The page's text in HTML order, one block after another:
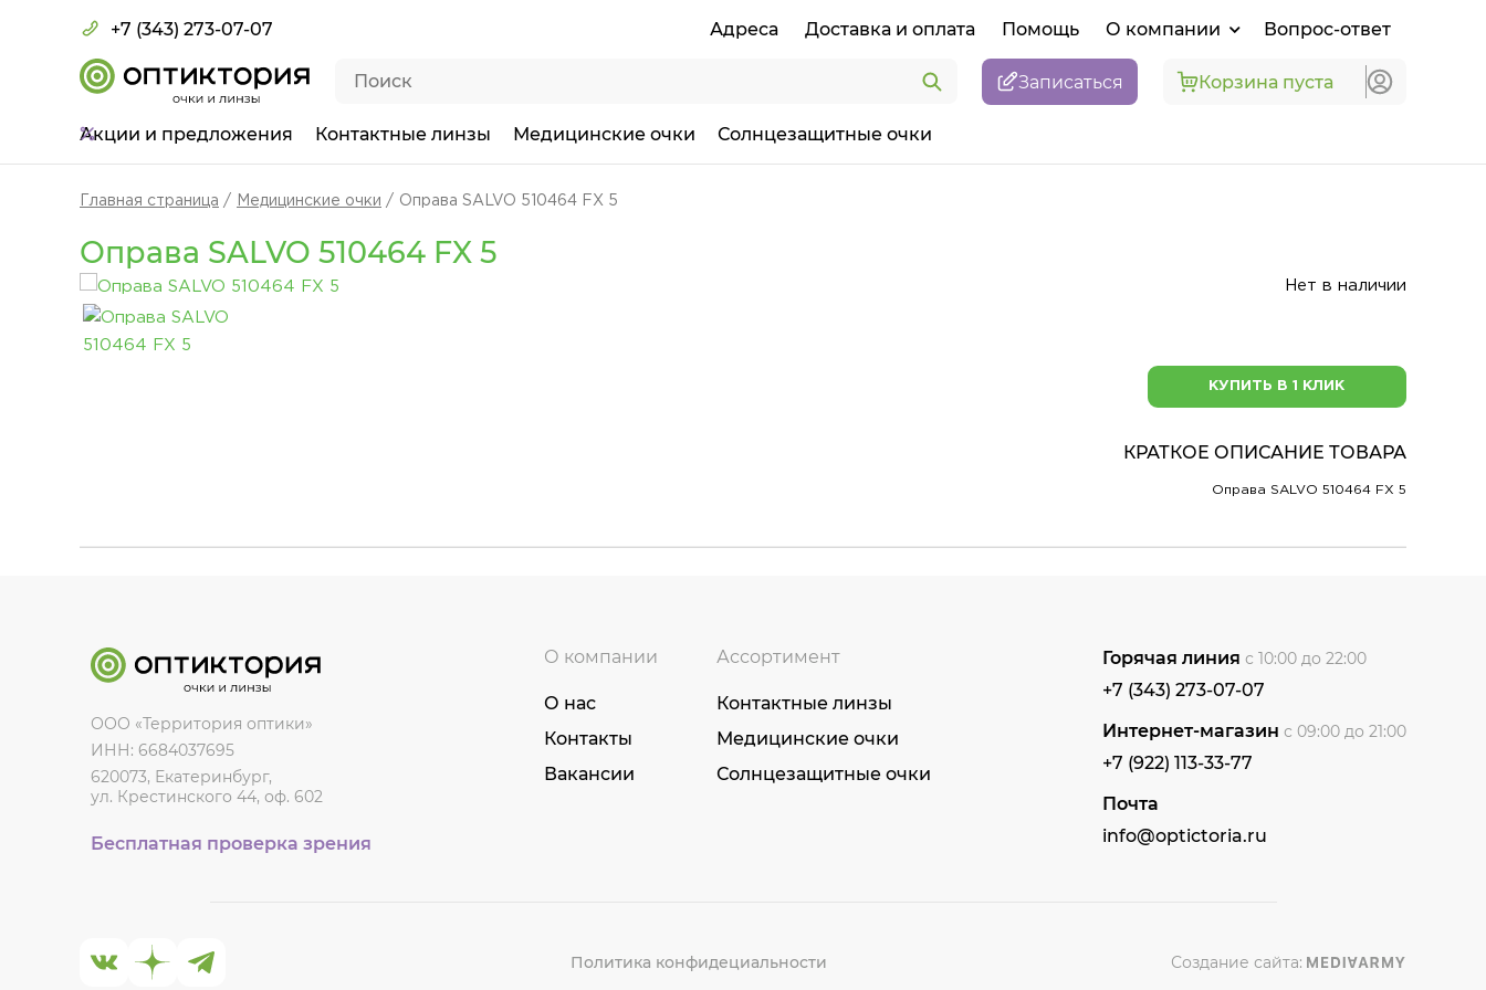
+7 (343) 273-07-07 Адреса Доставка и оплата Помощь О компании Вопрос-ответ
Записаться Корзина пуста
Акции и предложения Контактные линзы Медицинские очки Солнцезащитные очки
Главная страница Медицинские очки Оправа SALVO 510464 FX 5
Оправа SALVO 510464 FX 5
Нет в наличии
КУПИТЬ В 1 КЛИК
КРАТКОЕ ОПИСАНИЕ ТОВАРА
Оправа SALVO 510464 FX 5
ООО «Территория оптики»
ИНН: 6684037695
620073, Екатеринбург,
ул. Крестинского 44, оф. 602
Бесплатная проверка зрения
О компании
О нас
Контакты
Вакансии
Ассортимент
Контактные линзы
Медицинские очки
Солнцезащитные очки
Горячая линия с 10:00 до 22:00
+7 (343) 273-07-07
Интернет-магазин с 09:00 до 21:00
+7 (922) 113-33-77
Почта
info@optictoria.ru
Политика конфидециальности Создание сайта: